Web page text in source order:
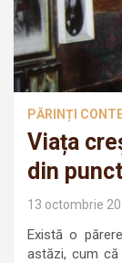
PĂRINȚI
Viața
din
13 octombrie
Există o
astăzi, cum